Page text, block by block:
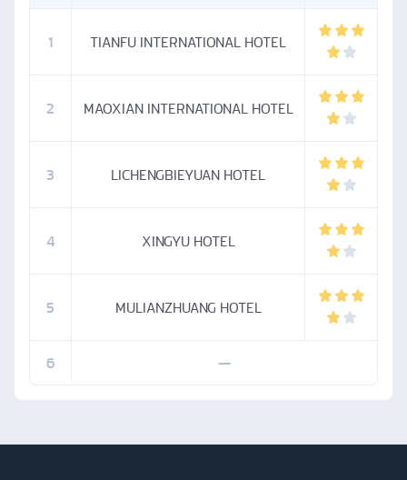
1 TIANFU INTERNATIONAL HOTEL
2 MAOXIAN INTERNATIONAL HOTEL
3 LICHENGBIEYUAN HOTEL
4 XINGYU HOTEL
5 MULIANZHUANG HOTEL
6 —